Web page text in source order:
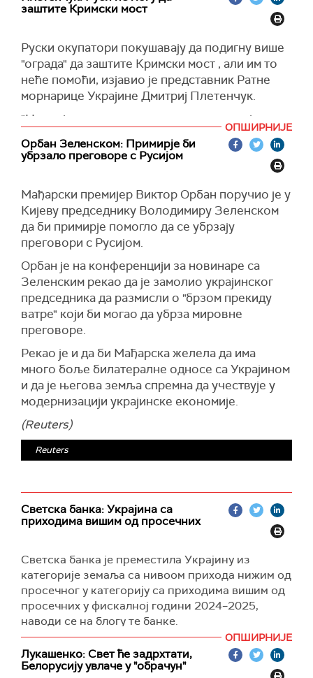
успешно извршавају борбене задатке, изводе
окупатора и елиминишу важне војне објекте у
дубокој позадини непријатеља. Украјински
пилоти су 1. јула задали разоран ударац
складишту муниције на Криму", саопштио је
(Укринформ)
заштите Кримски мост
Руски окупатори покушавају да подигну више
"ограда" да заштите Кримски мост , али им то
неће помоћи, изјавио је представник Ратне
морнарице Украјине Дмитриј Плетенчук.
"Непријатељ увек покушава да изгради још
Према његовим речима, проблем за Русе је
што не могу у потпуности да блокирају Керчки
мореуз, јер се тамо плови под страним
заставама.
"Али они то не могу заштитити 100 одсто, јер
ништа не може бити заштићено 100 одсто, ако
постоји жеља да се уништи“, рекао је
Плетенчук.
Он је рекао и да су "руски окупатори након
штрајка обновили рад трајектног прелаза
Керч".
"Питање је колико ће то бити довољно", додао
је представник украјинске морнарице.
Истовремено је напоменуо да непријатељ
нема много избора, јер овај прелаз "преузима
више од три четвртине терета".
Према његовим речима, управо она
"Према томе, ово је легитимни војни циљ",
нагласио је Плетенчук.
ОПШИРНИЈЕ
Орбан Зеленском: Примирје би
убрзало преговоре с Русијом
Мађарски премијер Виктор Орбан поручио је у
Кијеву председнику Володимиру Зеленском
да би примирје помогло да се убрзају
преговори с Русијом.
Орбан је на конференцији за новинаре са
Зеленским рекао да је замолио украјинског
председника да размисли о "брзом прекиду
ватре" који би могао да убрза мировне
преговоре.
Рекао је и да би Мађарска желела да има
много боље билатералне односе са Украјином
и да је његова земља спремна да учествује у
модернизацији украјинске економије.
(Reuters)
Reuters
Светска банка: Украјина са
приходима вишим од просечних
Светска банка је преместила Украјину из
категорије земаља са нивоом прихода нижим од
просечног у категорију са приходима вишим од
просечних у фискалној години 2024–2025,
наводи се на блогу те банке.
Напомиње се да је 2022. године Украјина
имала приход по глави становника од 4.270
долара, а следеће већ 5.070 долара.
ОПШИРНИЈЕ
Лукашенко: Свет ће задрхтати,
Белорусију увлаче у "обрачун"